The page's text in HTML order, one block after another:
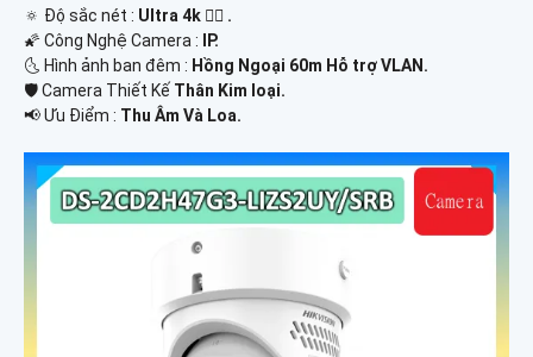
🔅 Độ sắc nét : Ultra 4k 👍🏾 .
🌠 Công Nghệ Camera :
IP.
🌜 Hình ảnh ban đêm : Hồng Ngoại 60m Hỗ trợ VLAN.
🛡 Camera Thiết Kế Thân Kim loại.
️📢 Ưu Điểm : Thu Âm Và Loa.